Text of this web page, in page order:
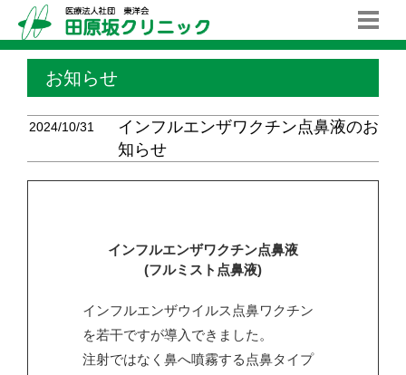
お知らせ
2024/10/31
インフルエンザワクチン点鼻液のお
知らせ
インフルエンザワクチン点鼻液
(フルミスト点鼻液)
インフルエンザウイルス点鼻ワクチン
を若干ですが導入できました。
注射ではなく鼻へ噴霧する点鼻タイプ